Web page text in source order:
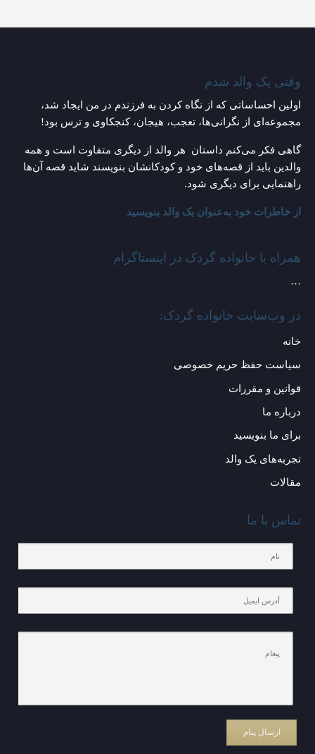
وقتی یک والد شدم
اولین احساساتی که از نگاه کردن به فرزندم در من ایجاد شد،
مجموعه‌ای از نگرانی‌ها، تعجب، هیجان، کنجکاوی و ترس بود!
گاهی فکر می‌کنم داستان هر والد از دیگری متفاوت است و همه
والدین باید از قصه‌های خود و کودکانشان بنویسند شاید قصه آن‌ها
راهنمایی برای دیگری شود.
از خاطرات خود به‌عنوان یک والد بنویسید
همراه با خانواده گردک در اینستاگرام
…
در وب‌سایت خانواده گردک:
خانه
سیاست حفظ حریم خصوصی
قوانین و مقررات
درباره ما
برای ما بنویسید
تجربه‌های یک والد
مقالات
تماس با ما